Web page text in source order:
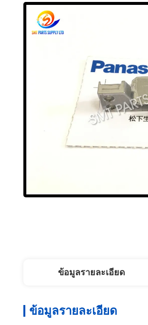
ข้อมูลรายละเอียด
ข้อมูลรายละเอียด